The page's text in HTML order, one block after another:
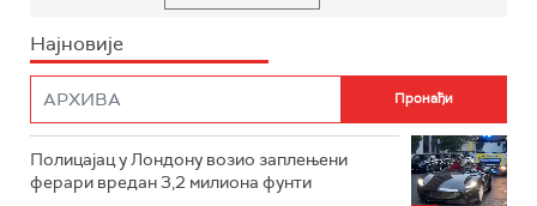
Најновије
Полицајац у Лондону возио заплењени
ферари вредан 3,2 милиона фунти